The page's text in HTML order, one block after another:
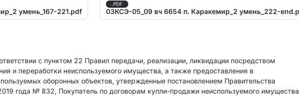
умень_167-221.pdf
.PDF
03КСЭ-05_09 вч 6654 п. Каракемир_2 умень_222-
с пунктом 22 Правил передачи, реализации, ликвидации посредством
и переработки неиспользуемого имущества, а также предоставления в
оборонных объектов, утвержденные постановлением Правительства
года № 832, Покупатель по договорам купли-продажи неиспользуемого имущества